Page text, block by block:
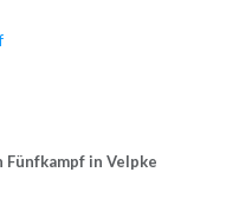
in Velpke